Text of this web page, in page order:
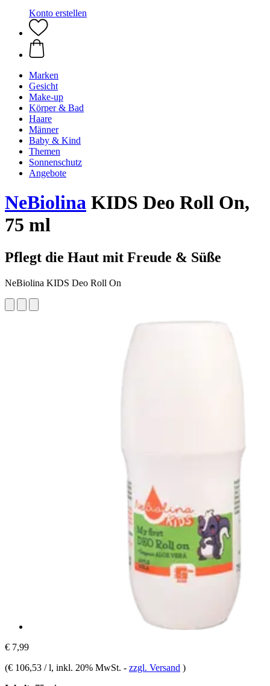
Konto erstellen
Marken
Gesicht
Make-up
Körper & Bad
Haare
Männer
Baby & Kind
Themen
Sonnenschutz
Angebote
NeBiolina KIDS Deo Roll On,
75 ml
Pflegt die Haut mit Freude & Süße
NeBiolina KIDS Deo Roll On
€ 7,99
(€ 106,53 / l, inkl. 20% MwSt. - zzgl. Versand )